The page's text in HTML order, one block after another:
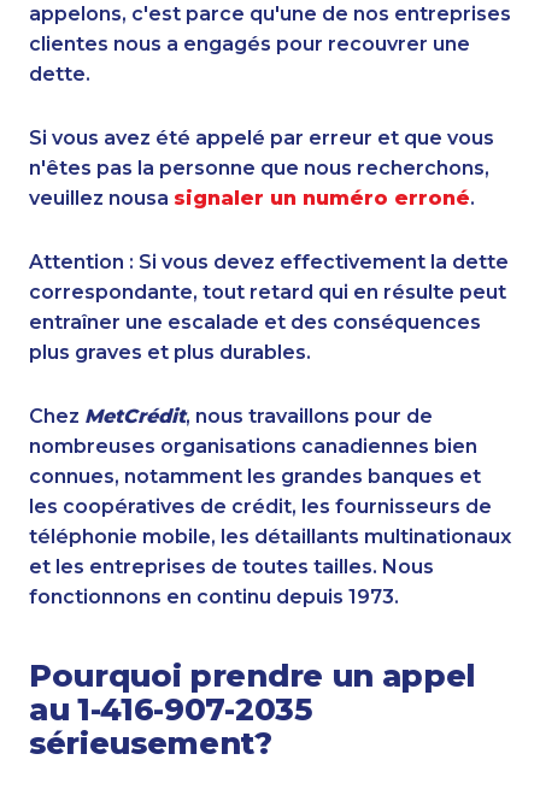
appelons, c'est parce qu'une de nos entreprises
clientes nous a engagés pour recouvrer une
dette.
Si vous avez été appelé par erreur et que vous
n'êtes pas la personne que nous recherchons,
veuillez nousa signaler un numéro erroné.
Attention : Si vous devez effectivement la dette
correspondante, tout retard qui en résulte peut
entraîner une escalade et des conséquences
plus graves et plus durables.
Chez MetCrédit, nous travaillons pour de
nombreuses organisations canadiennes bien
connues, notamment les grandes banques et
les coopératives de crédit, les fournisseurs de
téléphonie mobile, les détaillants multinationaux
et les entreprises de toutes tailles. Nous
fonctionnons en continu depuis 1973.
Pourquoi prendre un appel
au 1-416-907-2035
sérieusement?